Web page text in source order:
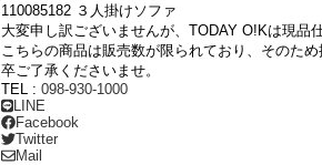
110085182 ３人掛けソファ
大変申し訳ございませんが、TODAY O!Kは現品
こちらの商品は販売数が限られており、そのた
卒ご了承くださいませ。
TEL : 098-930-1000
LINE
Facebook
Twitter
Mail